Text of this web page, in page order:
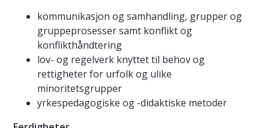
kommunikasjon og samhandling, grupper og
gruppeprosesser samt konflikt og
konflikthåndtering
lov- og regelverk knyttet til behov og
rettigheter for urfolk og ulike
minoritetsgrupper
yrkespedagogiske og -didaktiske metoder